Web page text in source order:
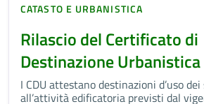
CATASTO E URBANISTICA
Rilascio del Certificato di
Destinazione Urbanistica
I CDU attestano destinazioni d’uso
all’attività edificatoria previsti dal